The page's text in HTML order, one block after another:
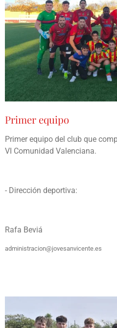
Primer equipo
Primer equipo del club que
VI Comunidad Valenciana.
- Dirección deportiva:
Rafa Beviá
administracion@jovesanvicente.es